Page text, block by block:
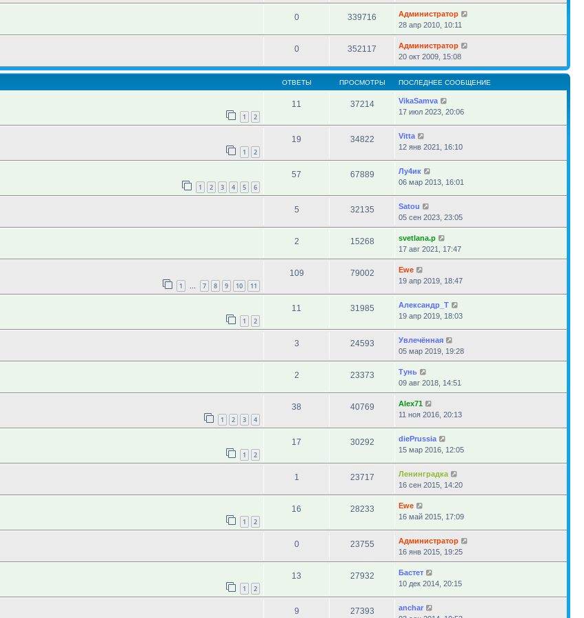
0 339716
Администратор
28 апр 2010, 10:11
0 352117
Администратор
20 окт 2009, 15:08
ОТВЕТЫ ПРОСМОТРЫ ПОСЛЕДНЕЕ СООБЩЕНИЕ
1 2
11 37214
VikaSamva
17 июл 2023, 20:06
1 2
19 34822
Vitta
12 янв 2021, 16:10
1 2 3 4 5 6
57 67889
Лу4ик
06 мар 2013, 16:01
5 32135
Satou
05 сен 2023, 23:05
2 15268
svetlana.p
17 авг 2021, 17:47
1 … 7 8 9 10 11
109 79002
Ewe
19 апр 2019, 18:47
1 2
11 31985
Александр_Т
19 апр 2019, 18:03
3 24593
Увлечённая
05 мар 2019, 19:28
2 23373
Тунь
09 авг 2018, 14:51
1 2 3 4
38 40769
Alex71
11 ноя 2016, 20:13
1 2
17 30292
diePrussia
15 мар 2016, 12:05
1 23717
Ленинградка
16 сен 2015, 14:20
1 2
16 28233
Ewe
16 май 2015, 17:09
0 23755
Администратор
16 янв 2015, 19:25
1 2
13 27932
Бастет
10 дек 2014, 20:15
9 27393
anchar